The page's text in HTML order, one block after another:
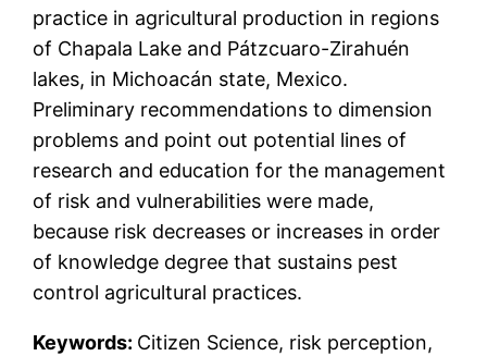
practice in agricultural production in regions
of Chapala Lake and Pátzcuaro-Zirahuén
lakes, in Michoacán state, Mexico.
Preliminary recommendations to dimension
problems and point out potential lines of
research and education for the management
of risk and vulnerabilities were made,
because risk decreases or increases in order
of knowledge degree that sustains pest
control agricultural practices.
Keywords: Citizen Science, risk perception,